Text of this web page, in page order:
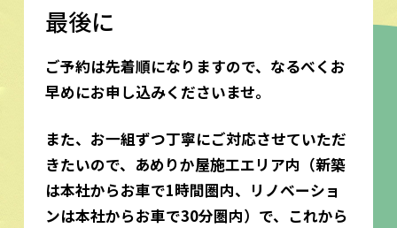
最後に
ご予約は先着順になりますので、なるべくお
早めにお申し込みくださいませ。
また、お一組ずつ丁寧にご対応させていただ
きたいので、あめりか屋施工エリア内（新築
は本社からお車で1時間圏内、リノベーショ
ンは本社からお車で30分圏内）で、これから